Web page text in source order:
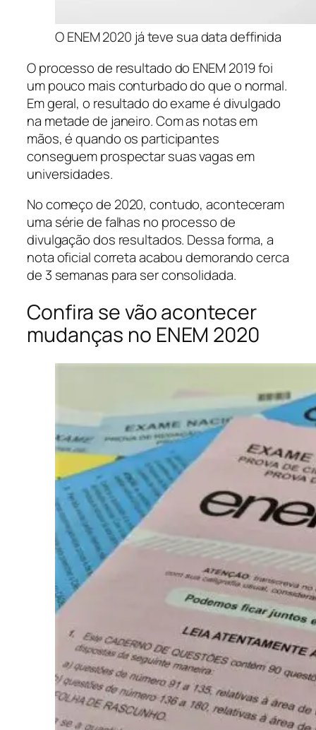
O ENEM 2020 já teve sua data deffinida
O processo de resultado do ENEM 2019 foi
um pouco mais conturbado do que o normal.
Em geral, o resultado do exame é divulgado
na metade de janeiro. Com as notas em
mãos, é quando os participantes
conseguem prospectar suas vagas em
universidades.
No começo de 2020, contudo, aconteceram
uma série de falhas no processo de
divulgação dos resultados. Dessa forma, a
nota oficial correta acabou demorando cerca
de 3 semanas para ser consolidada.
Confira se vão acontecer
mudanças no ENEM 2020